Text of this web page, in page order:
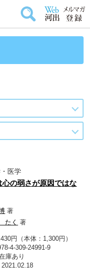
医学
心の弱さが原因ではな
著
たく 著
円（本体：1,300円）
4-309-24991-9
庫あり
2021.02.18